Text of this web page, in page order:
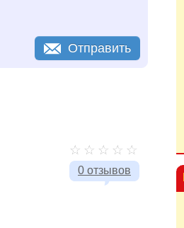
Отправить
0 отзывов